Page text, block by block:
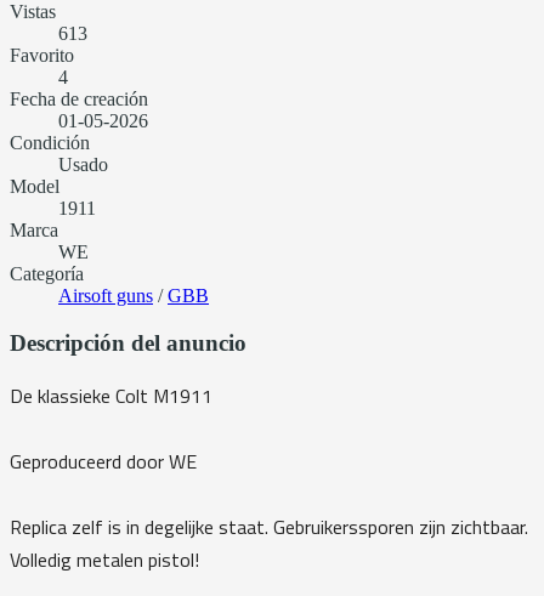
Vistas
613
Favorito
4
Fecha de creación
01-05-2026
Condición
Usado
Model
1911
Marca
WE
Categoría
Airsoft guns /GBB
Descripción del anuncio
De klassieke Colt M1911
Geproduceerd door WE
Replica zelf is in degelijke staat. Gebruikerssporen zijn zichtbaar.
Volledig metalen pistol!